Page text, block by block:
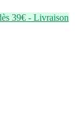
39€ - Livraison